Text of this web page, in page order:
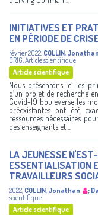
INITIATIVES ET
EN PÉRIODE DE
février 2022, COLLIN, Jonathan
CRIG,Article scientifique
Article scientifique
Nous présentons ici les
d’un projet de recherche
Covid-19 bouleverse les
préexistantes ont été
ressources nécessaires
des enseignants et ...
LA JEUNESSE
ESSENTIALISATION
TRAVAILLEURS
2022, COLLIN, Jonathan ;
scientifique
Article scientifique